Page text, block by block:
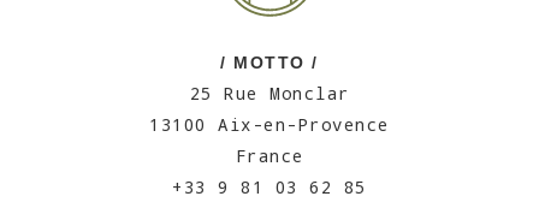
/ MOTTO /
25 Rue Monclar
13100 Aix-en-Provence
France
+33 9 81 03 62 85